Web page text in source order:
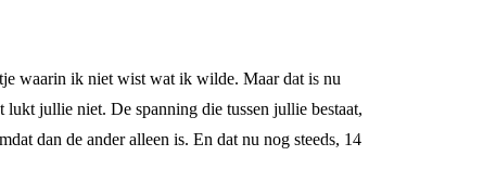
waarin ik niet wist wat ik wilde. Maar dat is nu
jullie niet. De spanning die tussen jullie bestaat,
dan de ander alleen is. En dat nu nog steeds, 14